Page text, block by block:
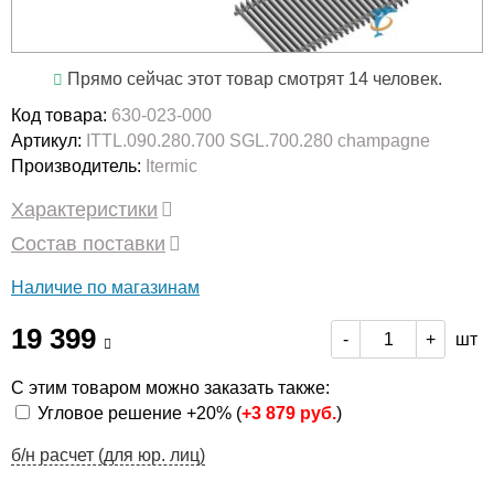
Прямо сейчас этот товар смотрят 14 человек.
Код товара: 630-023-000
Артикул: ITTL.090.280.700 SGL.700.280 champagne
Производитель: Itermic
Характеристики
Состав поставки
Наличие по магазинам
19 399 - + шт
С этим товаром можно заказать также:
Угловое решение +20% (+3 879 руб.)
б/н расчет (для юр. лиц)